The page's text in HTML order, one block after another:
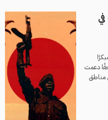
دعمت
مناطق